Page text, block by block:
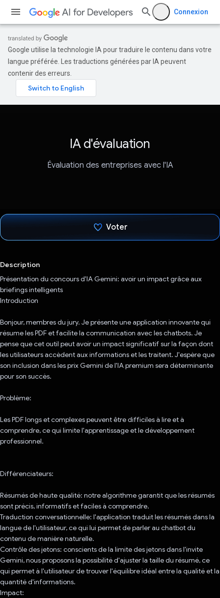
Connexion
Google utilise la technologie IA pour traduire le contenu dans votre
langue préférée. Les traductions générées par IA peuvent
contenir des erreurs.
IA d'évaluation
Évaluation des entreprises avec l'IA
Voter
Description
Présentation du concours d'IA Gemini: avoir un impact grâce aux
briefings intelligents
Introduction
Bonjour, membres du jury. Je présente une application innovante qui
résume les PDF et facilite la communication avec les chatbots. Je
pense que cet outil peut avoir un impact significatif sur la façon dont
les utilisateurs accèdent aux informations et les traitent. J'espère que
son inclusion dans les prix Gemini de l'IA premium sera déterminante
pour son succès.
Problème:
Les PDF longs et complexes peuvent être difficiles à lire et à
comprendre, ce qui limite l'apprentissage et le développement
professionnel.
Différenciateurs:
Résumés de haute qualité: notre algorithme garantit que les résumés
sont précis, informatifs et faciles à comprendre.
Traduction conversationnelle: l'application traduit les résumés dans la
langue de l'utilisateur, ce qui lui permet de parler au chatbot du
contenu de manière naturelle.
Contrôle des jetons: conscients de la limite des jetons dans l'invite
Gemini, nous proposons la possibilité d'ajuster la taille du résumé, ce
qui permet à l'utilisateur de trouver l'équilibre idéal entre la qualité et la
quantité d'informations.
Impact: